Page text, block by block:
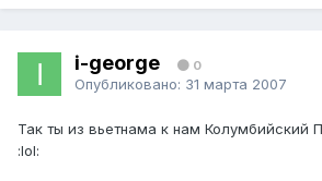
i-george 0
Опубликовано: 31 марта 2007
Так ты из вьетнама к нам
:lol: